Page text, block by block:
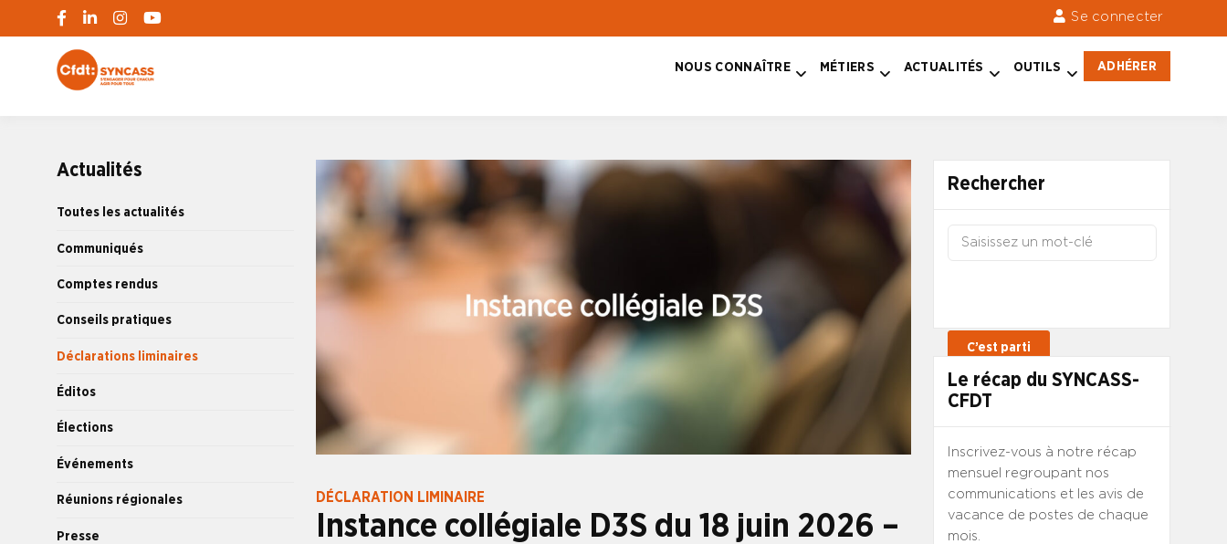
Se connecter
NOUS CONNAÎTRE MÉTIERS ACTUALITÉS OUTILS ADHÉRER
Actualités
Toutes les actualités
Communiqués
Comptes rendus
Conseils pratiques
Déclarations liminaires
Éditos
Élections
Événements
Réunions régionales
Presse
DÉCLARATION LIMINAIRE
Instance collégiale D3S du 18 juin 2026 –
Rechercher
Le récap du SYNCASS-
CFDT
Inscrivez-vous à notre récap
mensuel regroupant nos
communications et les avis de
vacance de postes de chaque
mois.